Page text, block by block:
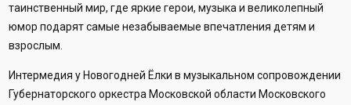
таинственный мир, где яркие герои, музыка и великолепный
юмор подарят самые незабываемые впечатления детям и
взрослым.
Интермедия у Новогодней Ёлки в музыкальном сопровождении
Губернаторского оркестра Московской области Московского